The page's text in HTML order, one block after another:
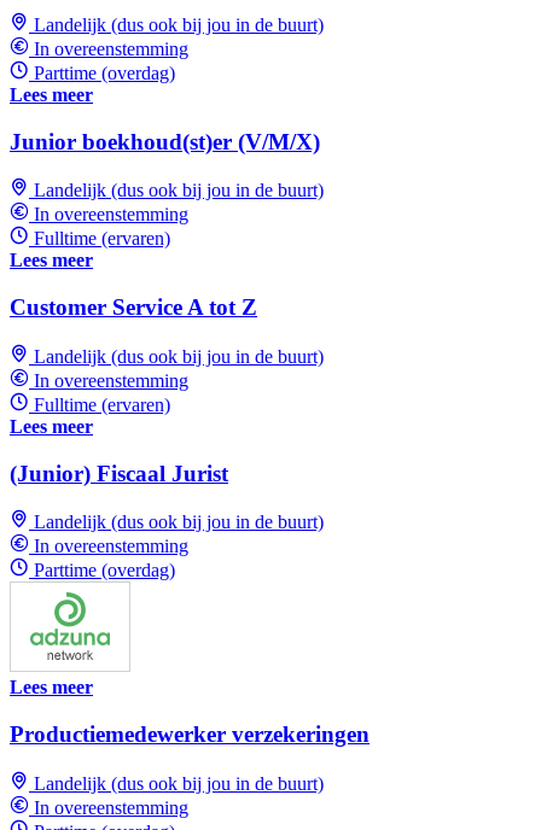
Landelijk (dus ook bij jou in de buurt)
In overeenstemming
Parttime (overdag)
Lees meer
Junior boekhoud(st)er (V/M/X)
Landelijk (dus ook bij jou in de buurt)
In overeenstemming
Fulltime (ervaren)
Lees meer
Customer Service A tot Z
Landelijk (dus ook bij jou in de buurt)
In overeenstemming
Fulltime (ervaren)
Lees meer
(Junior) Fiscaal Jurist
Landelijk (dus ook bij jou in de buurt)
In overeenstemming
Parttime (overdag)
Lees meer
Productiemedewerker verzekeringen
Landelijk (dus ook bij jou in de buurt)
In overeenstemming